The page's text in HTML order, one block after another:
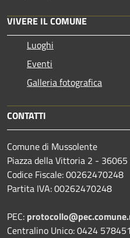
VIVERE IL COMUNE
Luoghi
Eventi
Galleria fotografica
CONTATTI
Comune di Mussolente
Piazza della Vittoria 2 -
Codice Fiscale: 00262470248
Partita IVA: 00262470248
PEC:
Centralino Unico: 0424 578451